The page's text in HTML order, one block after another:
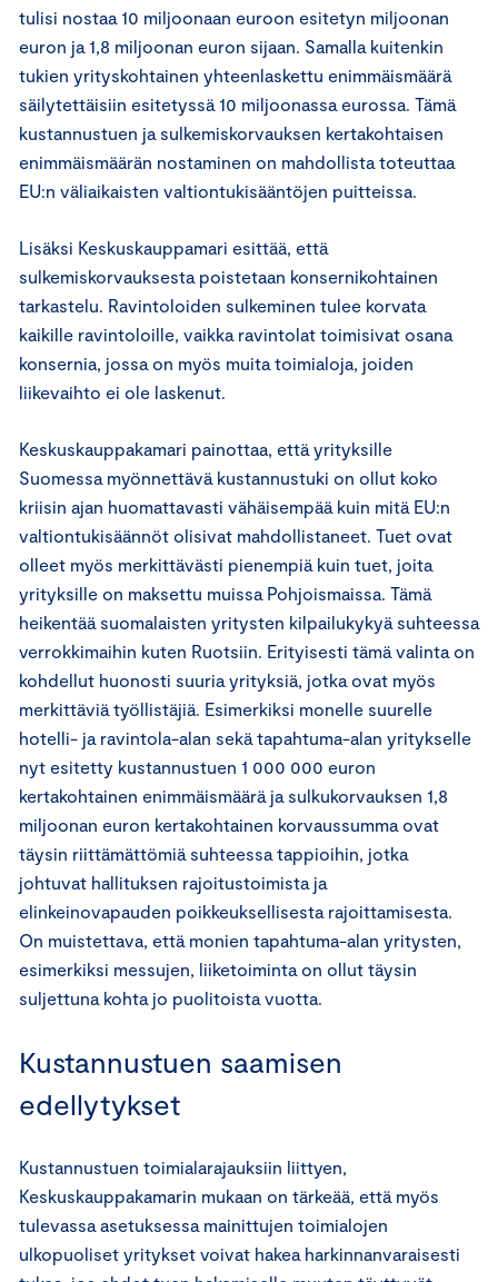
tulisi nostaa 10 miljoonaan euroon esitetyn miljoonan
euron ja 1,8 miljoonan euron sijaan. Samalla kuitenkin
tukien yrityskohtainen yhteenlaskettu enimmäismäärä
säilytettäisiin esitetyssä 10 miljoonassa eurossa. Tämä
kustannustuen ja sulkemiskorvauksen kertakohtaisen
enimmäismäärän nostaminen on mahdollista toteuttaa
EU:n väliaikaisten valtiontukisääntöjen puitteissa.
Lisäksi Keskuskauppamari esittää, että
sulkemiskorvauksesta poistetaan konsernikohtainen
tarkastelu. Ravintoloiden sulkeminen tulee korvata
kaikille ravintoloille, vaikka ravintolat toimisivat osana
konsernia, jossa on myös muita toimialoja, joiden
liikevaihto ei ole laskenut.
Keskuskauppakamari painottaa, että yrityksille
Suomessa myönnettävä kustannustuki on ollut koko
kriisin ajan huomattavasti vähäisempää kuin mitä EU:n
valtiontukisäännöt olisivat mahdollistaneet. Tuet ovat
olleet myös merkittävästi pienempiä kuin tuet, joita
yrityksille on maksettu muissa Pohjoismaissa. Tämä
heikentää suomalaisten yritysten kilpailukykyä suhteessa
verrokkimaihin kuten Ruotsiin. Erityisesti tämä valinta on
kohdellut huonosti suuria yrityksiä, jotka ovat myös
merkittäviä työllistäjiä. Esimerkiksi monelle suurelle
hotelli- ja ravintola-alan sekä tapahtuma-alan yritykselle
nyt esitetty kustannustuen 1 000 000 euron
kertakohtainen enimmäismäärä ja sulkukorvauksen 1,8
miljoonan euron kertakohtainen korvaussumma ovat
täysin riittämättömiä suhteessa tappioihin, jotka
johtuvat hallituksen rajoitustoimista ja
elinkeinovapauden poikkeuksellisesta rajoittamisesta.
On muistettava, että monien tapahtuma-alan yritysten,
esimerkiksi messujen, liiketoiminta on ollut täysin
suljettuna kohta jo puolitoista vuotta.
Kustannustuen saamisen
edellytykset
Kustannustuen toimialarajauksiin liittyen,
Keskuskauppakamarin mukaan on tärkeää, että myös
tulevassa asetuksessa mainittujen toimialojen
ulkopuoliset yritykset voivat hakea harkinnanvaraisesti